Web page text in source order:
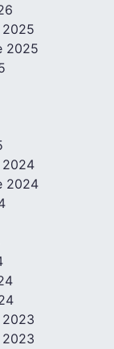
2025
2024
2024